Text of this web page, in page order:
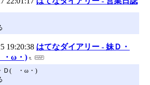
19:20:38 はてなダイアリー - 妹Ｄ・
・ω・)
Ｄ( ・ω・)